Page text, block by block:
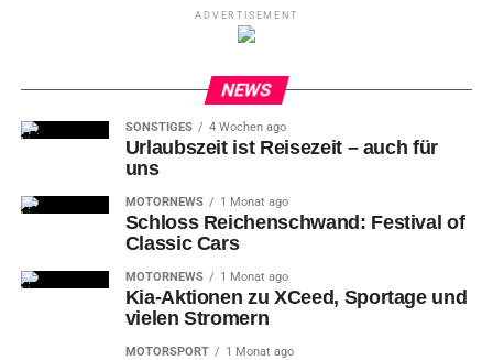
ADVERTISEMENT
NEWS
SONSTIGES 4 Wochen ago
Urlaubszeit ist Reisezeit – auch für
uns
MOTORNEWS 1 Monat ago
Schloss Reichenschwand: Festival of
Classic Cars
MOTORNEWS 1 Monat ago
Kia-Aktionen zu XCeed, Sportage und
vielen Stromern
MOTORSPORT 1 Monat ago